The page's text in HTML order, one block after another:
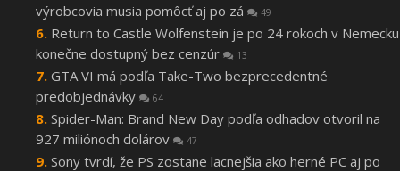
výrobcovia musia pomôcť aj po zá
49
Return to Castle Wolfenstein je po 24 rokoch v Nemecku
konečne dostupný bez cenzúr
13
GTA VI má podľa Take-Two bezprecedentné
predobjednávky
64
Spider-Man: Brand New Day podľa odhadov otvoril na
927 miliónoch dolárov
47
Sony tvrdí, že PS zostane lacnejšia ako herné PC aj po